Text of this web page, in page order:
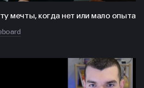
мечты, когда нет или мало опыта